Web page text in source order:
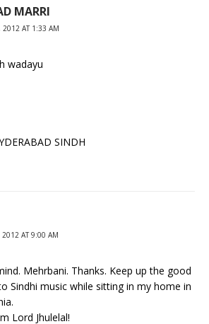
MARRI
2012 AT 1:33 AM
wadayu
SINDH
2012 AT 9:00 AM
Mehrbani. Thanks. Keep up the good
Sindhi music while sitting in my home in
Lord Jhulelal!